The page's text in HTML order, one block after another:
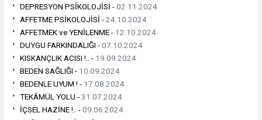
DEPRESYON PSİKOLOJİSİ -02.11.2024
AFFETME PSİKOLOJİSİ -24.10.2024
AFFETMEK ve YENİLENME - 12.10.2024
DUYGU FARKINDALIĞI -07.10.2024
KISKANÇLIK ACISI !.. - 19.09.2024
BEDEN SAĞLIĞI - 10.09.2024
BEDENLE UYUM ! - 17.08.2024
TEKÂMÜL YOLU -31.07.2024
İÇSEL HAZİNE !.. -09.06.2024